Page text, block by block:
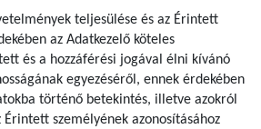
teljesülése és az Érintett
az Adatkezelő köteles
és a hozzáférési jogával élni kívánó
egyezéséről, ennek érdekében
történő betekintés, illetve azokról
Érintett személyének azonosításához